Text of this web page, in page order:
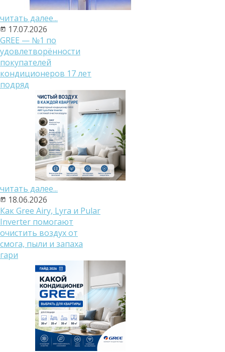
читать далее...
17.07.2026
GREE — №1 по
удовлетворённости
покупателей
кондиционеров 17 лет
подряд
читать далее...
18.06.2026
Как Gree Airy, Lyra и Pular
Inverter помогают
очистить воздух от
смога, пыли и запаха
гари